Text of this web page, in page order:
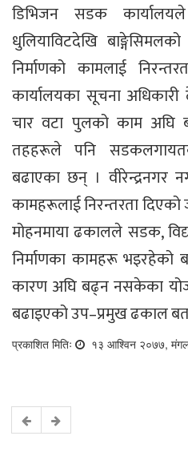
डिभिजन सडक कार्यालयले
धुलियाविटदेखि
निर्माणको कामलाई
कार्यालयका सूचना अधिकारी
चार वटा पुलको काम अघि
तहहरूले पनि
बढाएका छन् । वीरेन्द्रनगर
कामहरूलाई निरन्तरता
मोहनमाया ढकालले सडक,
निर्माणका कामहरू भइरहेको
कारण अघि बढ्न नसकेका
बढाइएको उप–प्रमुख ढकाल
प्रकाशित मितिः १३ आश्विन २०७७,